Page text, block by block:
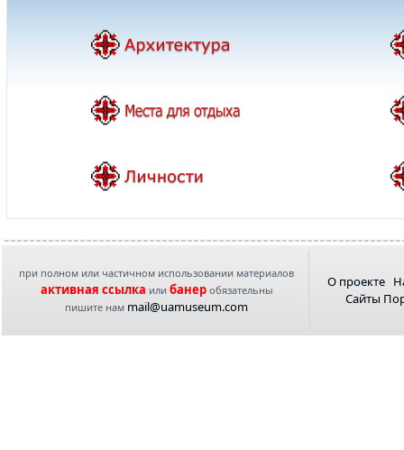
при полном или частичном использовании материалов
активная ссылка или банеробязательны
пишите нам mail@uamuseum.com
О проекте
Сайты